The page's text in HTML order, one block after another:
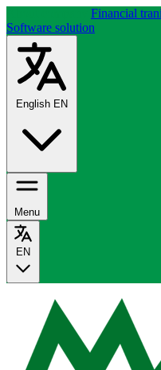
Financial
Software solution
English EN
Menu
EN